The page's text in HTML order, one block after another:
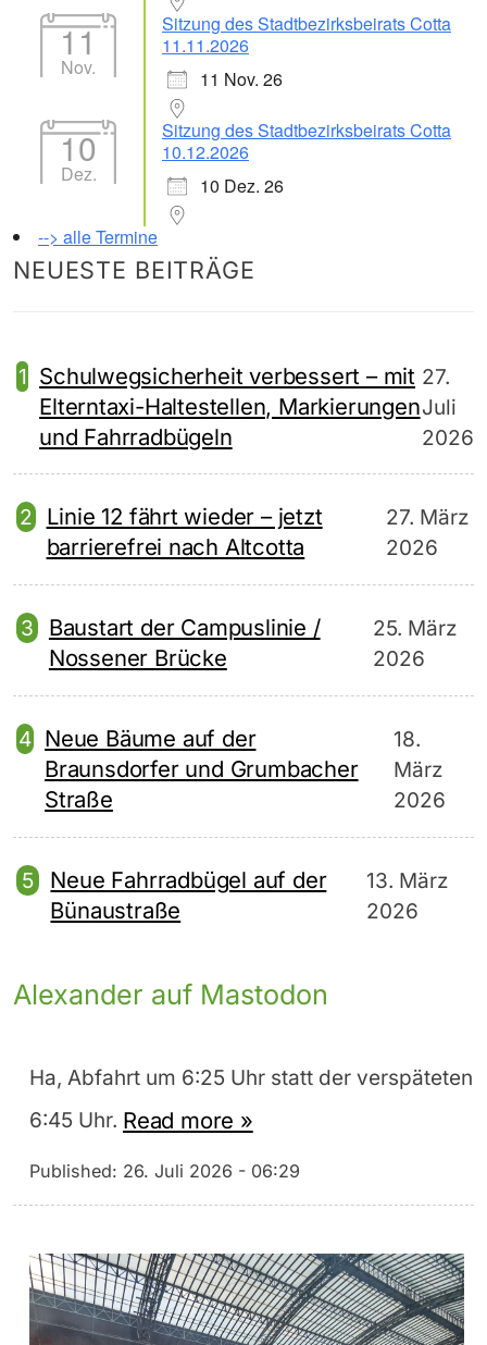
11
Nov.
Sitzung des Stadtbezirksbeirats Cotta
11.11.2026
11 Nov. 26
10
Dez.
Sitzung des Stadtbezirksbeirats Cotta
10.12.2026
10 Dez. 26
--> alle Termine
NEUESTE BEITRÄGE
Schulwegsicherheit verbessert – mit
Elterntaxi-Haltestellen, Markierungen
und Fahrradbügeln
27.
Juli
2026
Linie 12 fährt wieder – jetzt
barrierefrei nach Altcotta
27. März
2026
Baustart der Campuslinie /
Nossener Brücke
25. März
2026
Neue Bäume auf der
Braunsdorfer und Grumbacher
Straße
18.
März
2026
Neue Fahrradbügel auf der
Bünaustraße
13. März
2026
Alexander auf Mastodon
Ha, Abfahrt um 6:25 Uhr statt der verspäteten
6:45 Uhr. Read more »
Published: 26. Juli 2026 - 06:29